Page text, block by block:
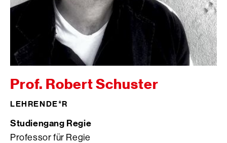
Prof. Robert Schuster
LEHRENDE*R
Studiengang Regie
Professor für Regie